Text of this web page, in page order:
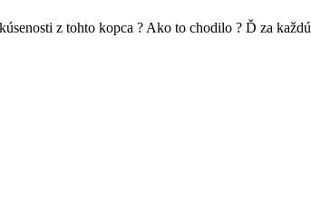
z tohto kopca ? Ako to chodilo ? Ď za každú